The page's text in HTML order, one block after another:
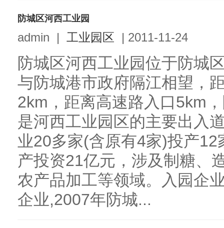
防城区河西工业园
admin | 工业园区 | 2011-11-24
防城区河西工业园位于防城
与防城港市政府隔江相望，
2km，距离高速路入口5km
是河西工业园区的主要出入
业20多家(含原有4家)投产
产投资21亿元，涉及制糖、
农产品加工等领域。入园企
企业,2007年防城...